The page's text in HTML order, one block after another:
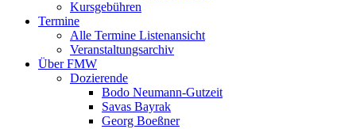
Kursgebühren
Termine
Alle Termine Listenansicht
Veranstaltungsarchiv
Über FMW
Dozierende
Bodo Neumann-Gutzeit
Savas Bayrak
Georg Boeßner